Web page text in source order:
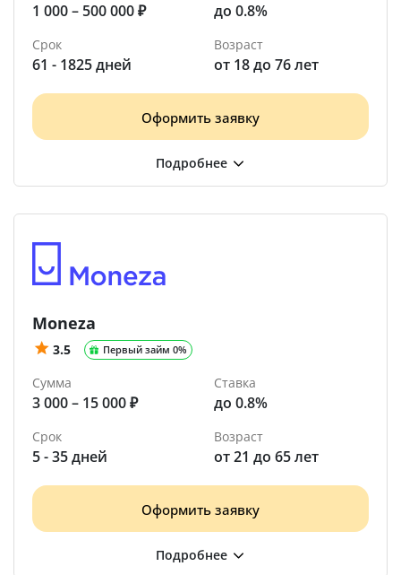
1 000 – 500 000 ₽ до 0.8%
Срок
61 - 1825 дней
Возраст
от 18 до 76 лет
Оформить заявку
Moneza
3.5 Первый займ 0%
Сумма
3 000 – 15 000 ₽
Ставка
до 0.8%
Срок
5 - 35 дней
Возраст
от 21 до 65 лет
Оформить заявку